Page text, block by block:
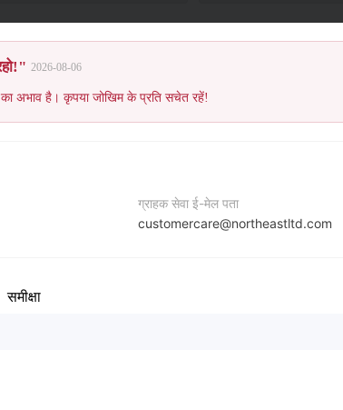
2026-08-06
का अभाव है। कृपया जोखिम के प्रति सचेत रहें!
ग्राहक सेवा ई-मेल पता
customercare@northeastltd.com
समीक्षा